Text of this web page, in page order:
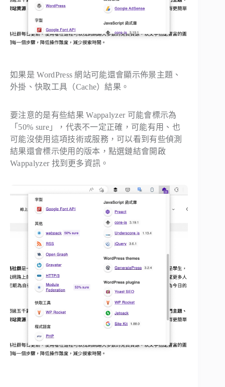
如果是 WordPress 網站可能還會顯示佈景主題、
外掛、快取工具（Cache）結果。
要注意的是有些結果 Wappalyzer 可能會標示為
「50% sure」，代表不一定正確，可能有用、也
可能沒使用這項技術或服務，可以看到有些偵測
結果還會標示使用的版本，點選鏈結會開啟
Wappalyzer 找到更多資訊。